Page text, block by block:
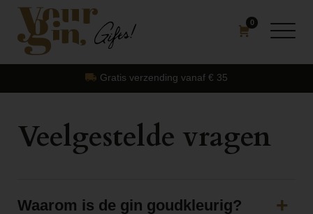
0
Bestellingen worden elke
Veelgestelde vragen
Waarom is de gin goudkleurig?